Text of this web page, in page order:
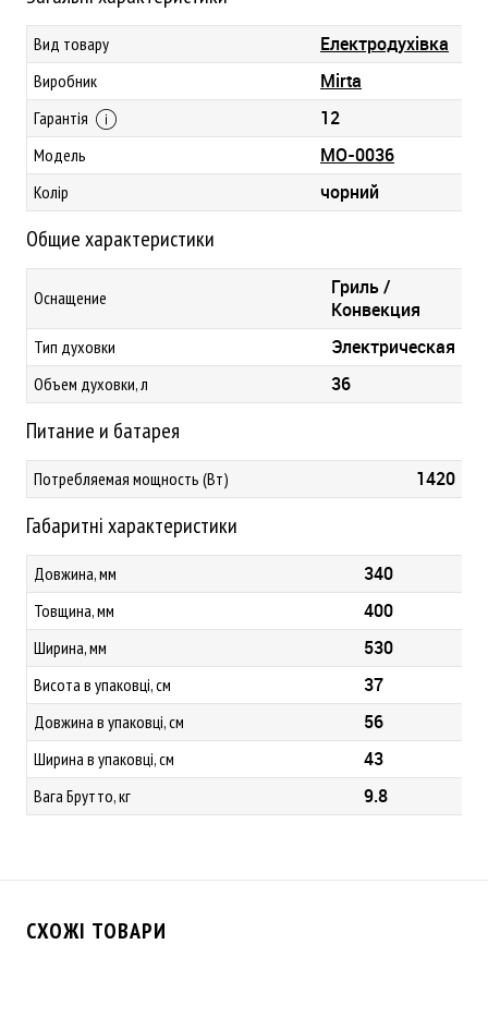
Вид товару Електродухівка
Виробник Mirta
Гарантія 12
Модель MO-0036
Колір чорний
Общие характеристики
Оснащение
Гриль /
Конвекция
Тип духовки Электрическая
Объем духовки, л 36
Питание и батарея
Потребляемая мощность (Вт) 1420
Габаритні характеристики
Довжина, мм 340
Товщина, мм 400
Ширина, мм 530
Висота в упаковці, см 37
Довжина в упаковці, см 56
Ширина в упаковці, см 43
Вага Брутто, кг 9.8
СХОЖІ ТОВАРИ